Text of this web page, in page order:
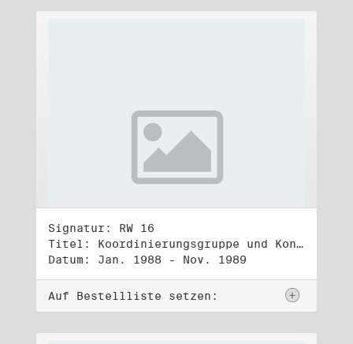
Signatur: RW 16
Titel: Koordinierungsgruppe und Kontakttelefongruppe
Datum: Jan. 1988 - Nov. 1989
Auf Bestellliste setzen: